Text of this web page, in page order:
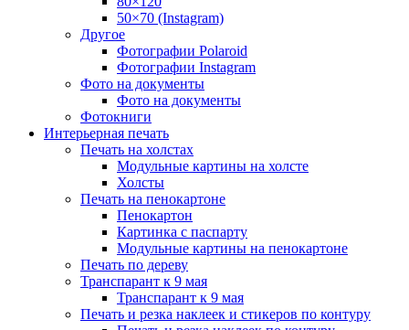
50×70 (Instagram)
Другое
Фотографии Polaroid
Фотографии Instagram
Фото на документы
Фото на документы
Фотокниги
Интерьерная печать
Печать на холстах
Модульные картины на холсте
Холсты
Печать на пенокартоне
Пенокартон
Картинка с паспарту
Модульные картины на пенокартоне
Печать по дереву
Транспарант к 9 мая
Транспарант к 9 мая
Печать и резка наклеек и стикеров по контуру